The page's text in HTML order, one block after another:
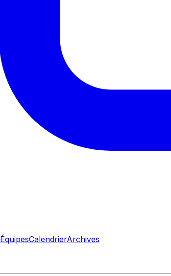
ÉquipesCalendrierArchives